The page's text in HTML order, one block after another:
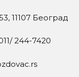
11107 Београд
244-7420